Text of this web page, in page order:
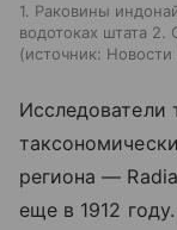
1. Раковины
водотоках штата
источник:
Исследователи
региона —
еще в 1912 году.